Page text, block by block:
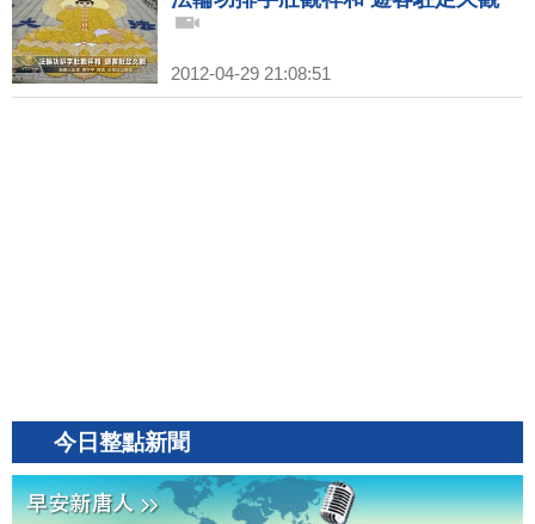
2012-04-29 21:08:51
今日整點新聞